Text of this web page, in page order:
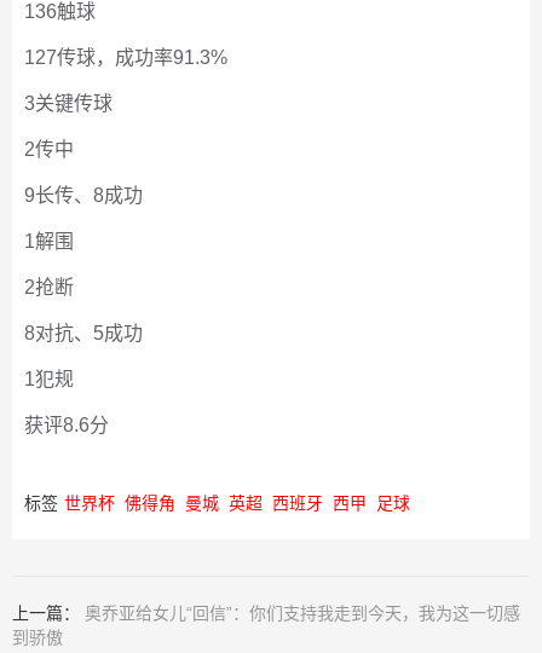
136触球
127传球，成功率91.3%
3关键传球
2传中
9长传、8成功
1解围
2抢断
8对抗、5成功
1犯规
获评8.6分
标签 世界杯 佛得角 曼城 英超 西班牙 西甲 足球
上一篇： 奥乔亚给女儿“回信”：你们支持我走到今天，我为这一切感
到骄傲